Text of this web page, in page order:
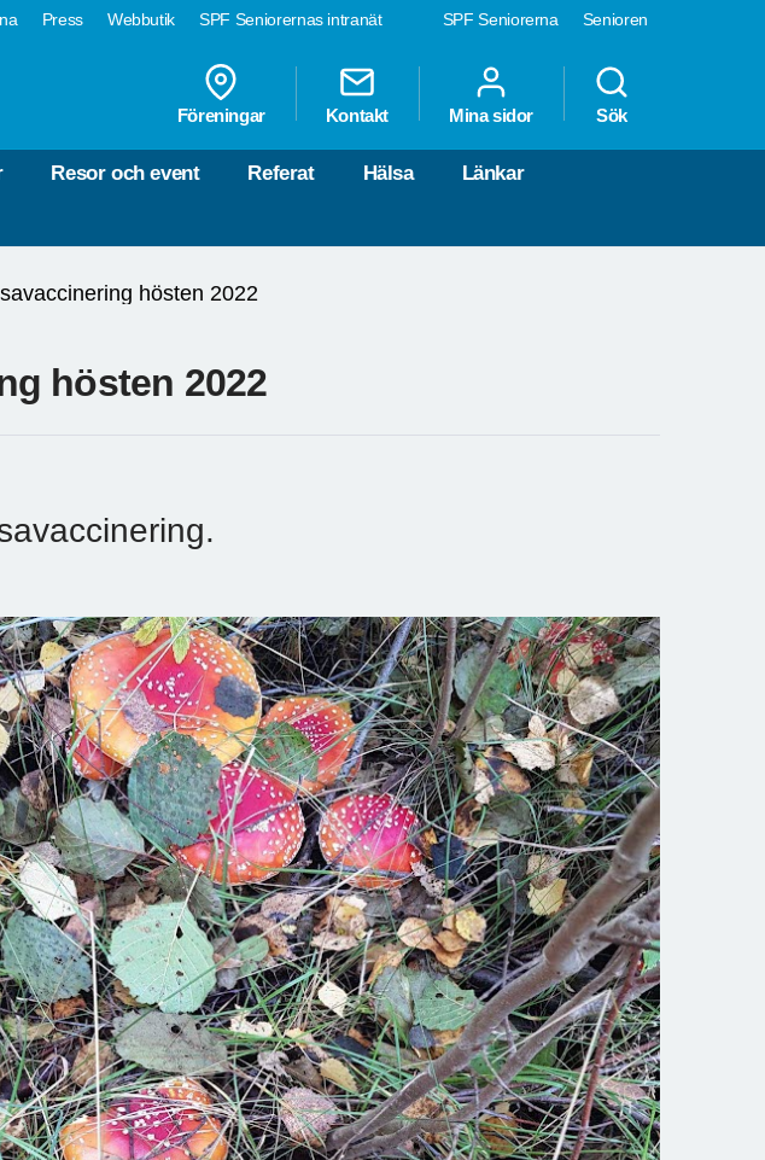
SPF Seniorerna Senioren
Press Webbutik SPF Seniorernas intranät
Föreningar Kontakt Mina sidor Sök
Resor och event Referat Hälsa Länkar
hösten 2022
hösten 2022